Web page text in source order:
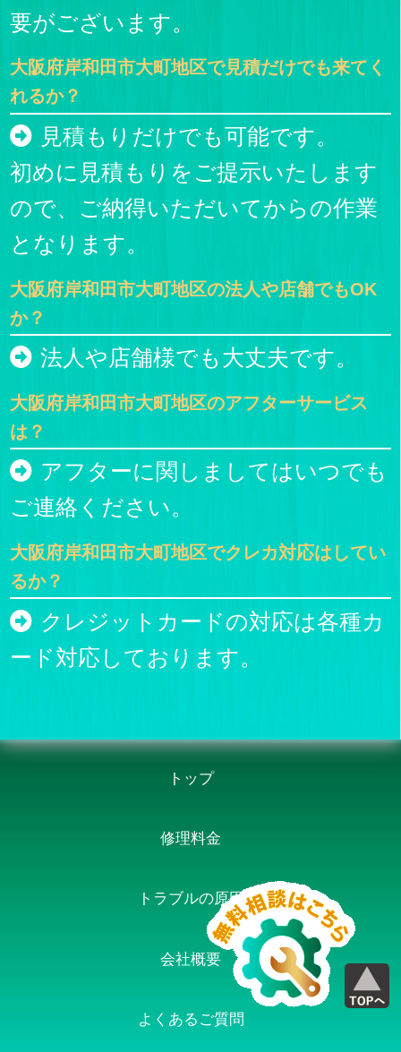
要がございます。
大阪府岸和田市大町地区で見積だけでも来てく
れるか？
見積もりだけでも可能です。
初めに見積もりをご提示いたします
ので、ご納得いただいてからの作業
となります。
大阪府岸和田市大町地区の法人や店舗でもOK
か？
法人や店舗様でも大丈夫です。
大阪府岸和田市大町地区のアフターサービス
は？
アフターに関しましてはいつでも
ご連絡ください。
大阪府岸和田市大町地区でクレカ対応はしてい
るか？
クレジットカードの対応は各種カ
ード対応しております。
トップ
修理料金
トラブルの原因
会社概要
よくあるご質問